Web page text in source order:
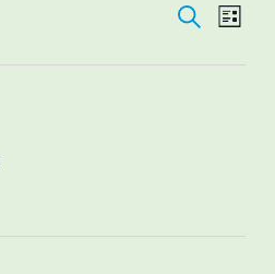
Suche
Liste